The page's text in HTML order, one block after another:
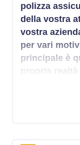
polizza
della vostra
vostra
per vari
principale è
propria
rendita
chance di
notevole.